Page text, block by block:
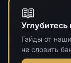
📖
Углубитесь
Гайды от
не словить